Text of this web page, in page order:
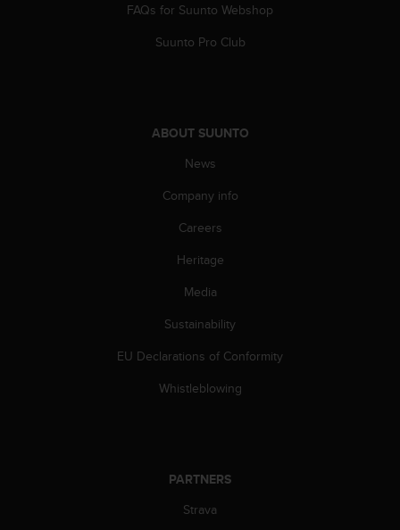
FAQs for Suunto Webshop
Suunto Pro Club
ABOUT SUUNTO
News
Company info
Careers
Heritage
Media
Sustainability
EU Declarations of Conformity
Whistleblowing
PARTNERS
Strava